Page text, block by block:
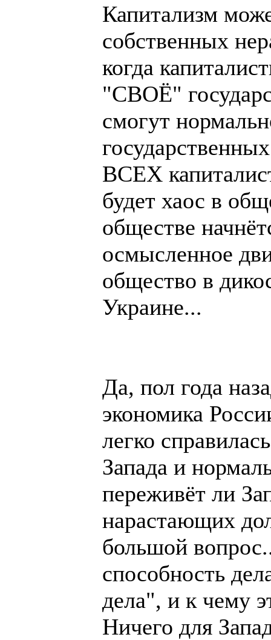
Капитализм
собственных
когда
"СВОЁ"
смогут
ВСЕХ
будет хаос в
обществе
осмысленное
общество в
Украине...
Да, пол года
экономика
легко
Запада и
переживёт ли
нарастающих
большой
способность
дела", и к чему
Ничего для